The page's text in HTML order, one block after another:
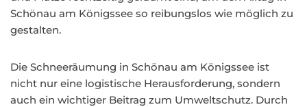
Schönau am Königssee so reibungslos wie möglich zu
gestalten.
Die Schneeräumung in Schönau am Königssee ist
nicht nur eine logistische Herausforderung, sondern
auch ein wichtiger Beitrag zum Umweltschutz. Durch